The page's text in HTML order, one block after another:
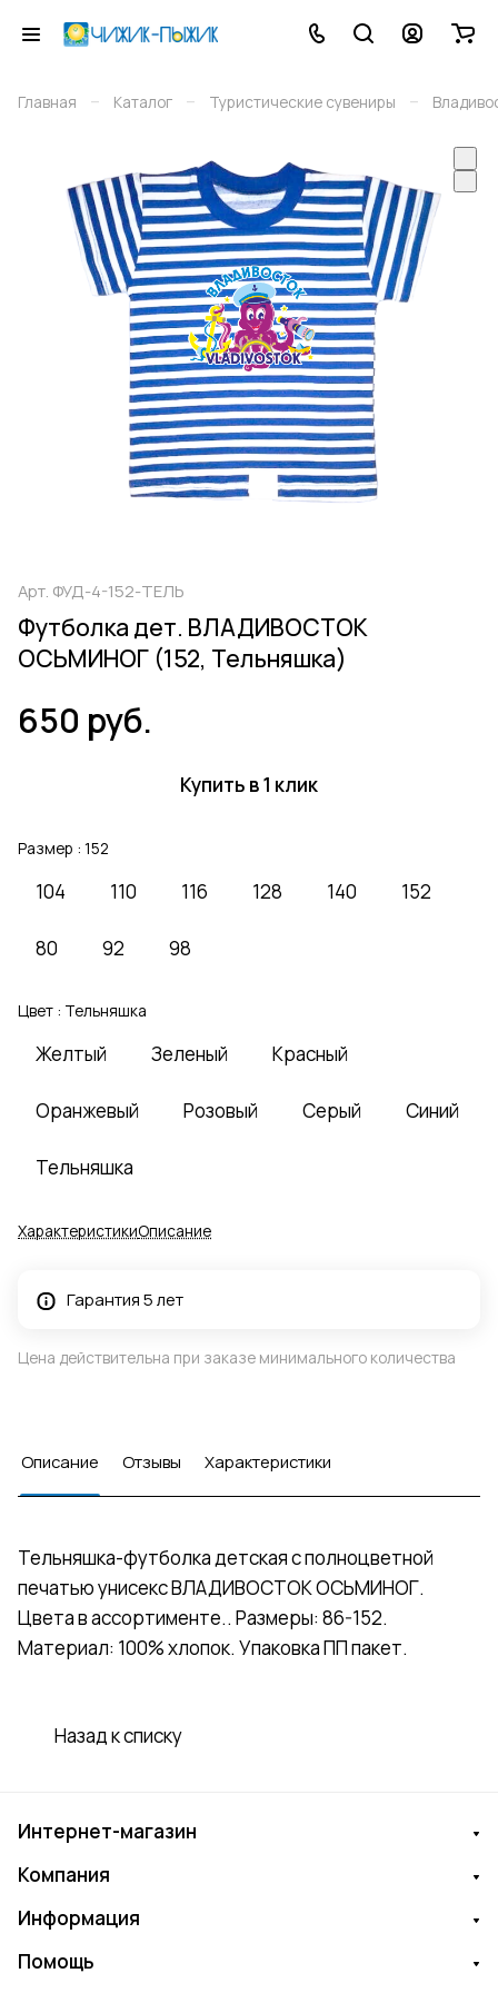
Главная – Каталог – Туристические сувениры –
Арт. ФУД-4-152-ТЕЛЬ
Футболка дет. ВЛАДИВОСТОК
ОСЬМИНОГ (152, Тельняшка)
650 руб.
Купить в 1 клик
Размер : 152
104 110 116 128 140 152
80 92 98
Цвет : Тельняшка
Желтый Зеленый Красный
Оранжевый Розовый Серый Синий
Тельняшка
ХарактеристикиОписание
Гарантия 5 лет
Цена действительна при заказе минимального количества
Описание Отзывы Характеристики
Тельняшка-футболка детская с полноцветной
печатью унисекс ВЛАДИВОСТОК ОСЬМИНОГ.
Цвета в ассортименте.. Размеры: 86-152.
Материал: 100% хлопок. Упаковка ПП пакет.
Назад к списку
Интернет-магазин
Компания
Информация
Помощь